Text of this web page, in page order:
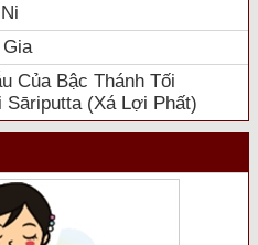
Của Bậc Thánh Tối
Sāriputta (Xá Lợi Phất)